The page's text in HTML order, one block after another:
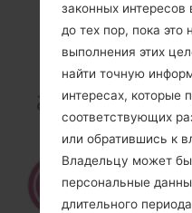
akaLG
законных
до тех пор, пока это
выполнения этих
найти точную
интересах, которые
соответствующих
или обратившись к
Владельцу может
персональные
длительного